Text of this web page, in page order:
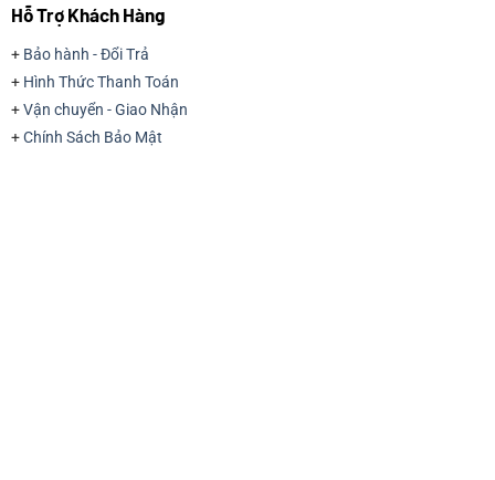
Hỗ Trợ Khách Hàng
+ Bảo hành - Đổi Trả
+ Hình Thức Thanh Toán
+Vận chuyển - Giao Nhận
+Chính Sách Bảo Mật